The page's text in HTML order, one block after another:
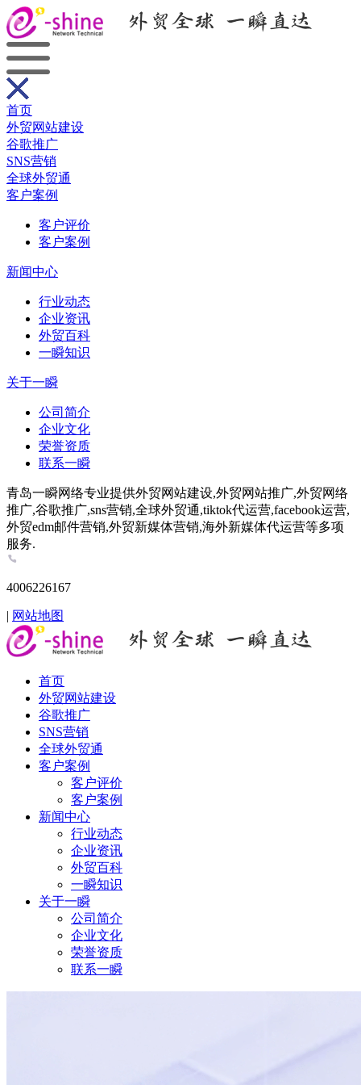
首页
外贸网站建设
谷歌推广
SNS营销
全球外贸通
客户案例
客户评价
客户案例
新闻中心
行业动态
企业资讯
外贸百科
一瞬知识
关于一瞬
公司简介
企业文化
荣誉资质
联系一瞬
青岛一瞬网络专业提供外贸网站建设,外贸网站推广,外贸网络
推广,谷歌推广,sns营销,全球外贸通,tiktok代运营,facebook运营,
外贸edm邮件营销,外贸新媒体营销,海外新媒体代运营等多项
服务.
4006226167
| 网站地图
首页
外贸网站建设
谷歌推广
SNS营销
全球外贸通
客户案例
客户评价
客户案例
新闻中心
行业动态
企业资讯
外贸百科
一瞬知识
关于一瞬
公司简介
企业文化
荣誉资质
联系一瞬